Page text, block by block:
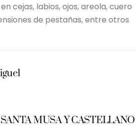
cejas, labios, ojos, areola, cuero
de pestañas, entre otros
MUSA Y CASTELLANO